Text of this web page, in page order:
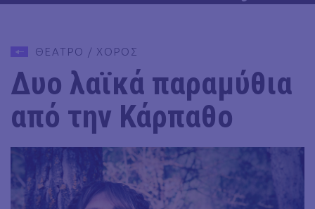
ΘΕΑΤΡΟ / ΧΟΡΟΣ
Δυο λαϊκά παραμύθια
από την Κάρπαθο